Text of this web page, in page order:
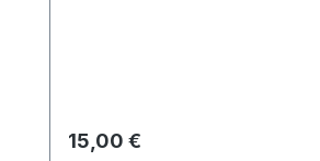
Regulärer Preis:
15,00 €